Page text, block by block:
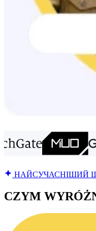
НАЙСУЧАСНІШИЙ
CZYM